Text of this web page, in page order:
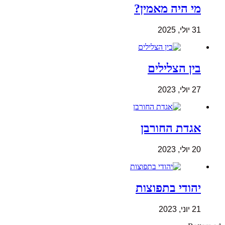
מי היה מאמין?
31 יולי, 2025
בין הצלילים
27 יולי, 2023
אגדת החורבן
20 יולי, 2023
יהודי בתפוצות
21 יוני, 2023